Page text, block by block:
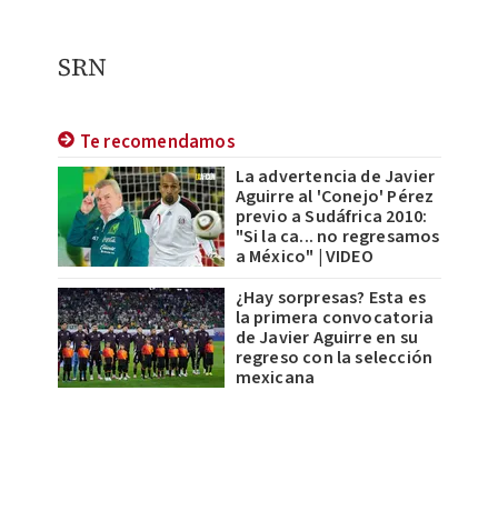
SRN
Te recomendamos
La advertencia de Javier
Aguirre al 'Conejo' Pérez
previo a Sudáfrica 2010:
"Si la ca... no regresamos
a México" | VIDEO
¿Hay sorpresas? Esta es
la primera convocatoria
de Javier Aguirre en su
regreso con la selección
mexicana